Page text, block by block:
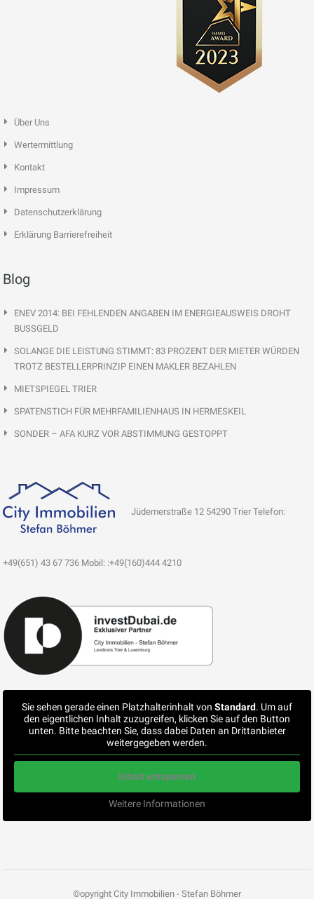
Über Uns
Wertermittlung
Kontakt
Impressum
Datenschutzerklärung
Erklärung Barrierefreiheit
Blog
ENEV 2014: BEI FEHLENDEN ANGABEN IM ENERGIEAUSWEIS DROHT
BUSSGELD
SOLANGE DIE LEISTUNG STIMMT: 83 PROZENT DER MIETER WÜRDEN
TROTZ BESTELLERPRINZIP EINEN MAKLER BEZAHLEN
MIETSPIEGEL TRIER
SPATENSTICH FÜR MEHRFAMILIENHAUS IN HERMESKEIL
SONDER – AFA KURZ VOR ABSTIMMUNG GESTOPPT
Jüdemerstraße 12 54290 Trier Telefon:
+49(651) 43 67 736 Mobil: :+49(160)444 4210
Sie sehen gerade einen Platzhalterinhalt von Standard. Um auf
den eigentlichen Inhalt zuzugreifen, klicken Sie auf den Button
unten. Bitte beachten Sie, dass dabei Daten an Drittanbieter
weitergegeben werden.
Inhalt entsperren
Weitere Informationen
©opyright City Immobilien - Stefan Böhmer